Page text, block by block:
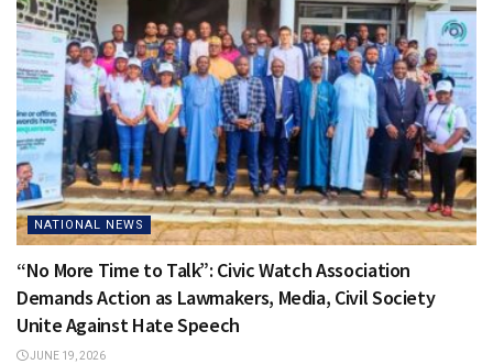
NATIONAL NEWS
“No More Time to Talk”: Civic Watch Association
Demands Action as Lawmakers, Media, Civil Society
Unite Against Hate Speech
JUNE 19, 2026